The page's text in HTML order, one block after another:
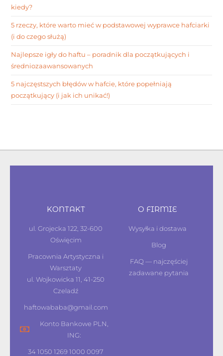
kiedy?
5 rzeczy, które warto mieć w podstawowej wyprawce hafciarki
(i do czego służą)
Najlepsze igły do haftu – poradnik dla początkujących i
średniozaawansowanych
5 najczęstszych błędów w hafcie, które popełniają
początkujący (i jak ich unikać!)
KONTAKT
ul. Grojecka 122, 32-600
Oświęcim
Pracownia Artystyczna i
Warsztaty
ul. Wojkowicka 11, 41-250
Czeladź
haftowababa@gmail.com
Konto Bankowe PLN,
ING:
34 1050 1269 1000 0097
O FIRMIE
Wysyłka i dostawa
Blog
FAQ — najczęściej
zadawane pytania